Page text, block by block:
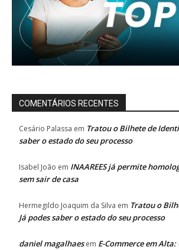
COMENTÁRIOS RECENTES
Cesário Palassa em Tratou o Bilhete de
saber o estado do seu processo
Isabel João em INAAREES já permite
sem sair de casa
Hermegildo Joaquim da Silva em Tratou o
Já podes saber o estado do seu processo
daniel magalhaesem E-Commerce em